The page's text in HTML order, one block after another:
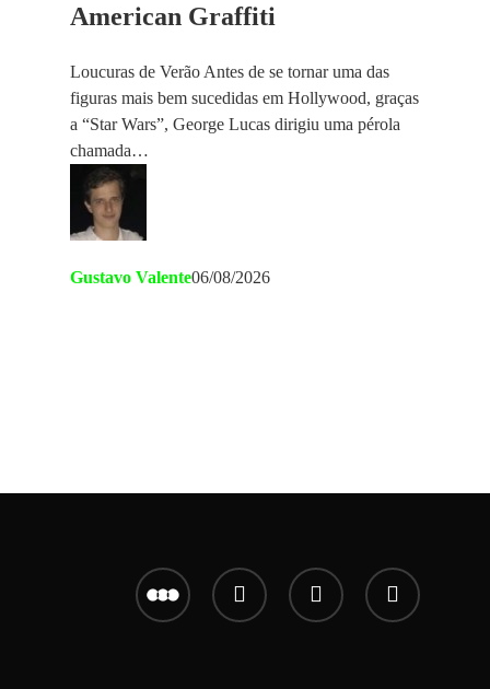
American Graffiti
Loucuras de Verão Antes de se tornar uma das
figuras mais bem sucedidas em Hollywood, graças
a “Star Wars”, George Lucas dirigiu uma pérola
chamada…
Gustavo Valente06/08/2026
letterboxd youtube instagram email